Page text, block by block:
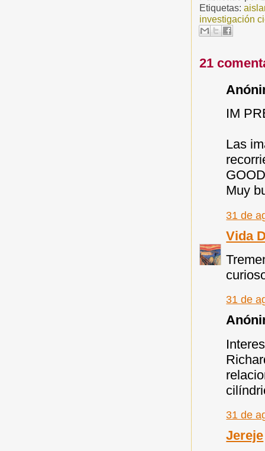
Etiquetas:
investigación
21
IM
Las
Muy
31 de
Vida
31 de
31 de
Jereje